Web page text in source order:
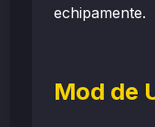
echipamente.
Mod de